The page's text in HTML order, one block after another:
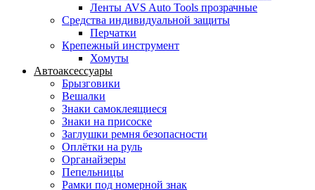
Ленты AVS Auto Tools прозрачные
Средства индивидуальной защиты
Перчатки
Крепежный инструмент
Хомуты
Автоаксессуары
Брызговики
Вешалки
Знаки самоклеящиеся
Знаки на присоске
Заглушки ремня безопасности
Оплётки на руль
Органайзеры
Пепельницы
Рамки под номерной знак